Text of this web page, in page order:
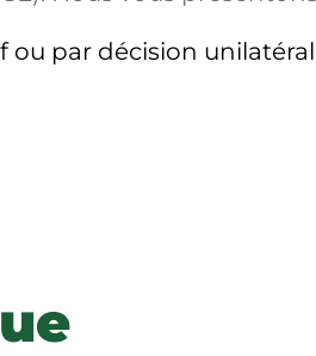
ou par décision